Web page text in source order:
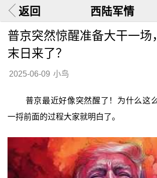
返回 西陆军情
普京突然惊醒准备大干一场
末日来了？
2025-06-09 小鸟
普京最近好像突然醒了！为什么这
一捋前面的过程大家就明白了。